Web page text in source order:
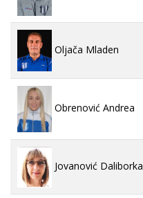
Oljača Mladen
Obrenović Andrea
Jovanović Daliborka